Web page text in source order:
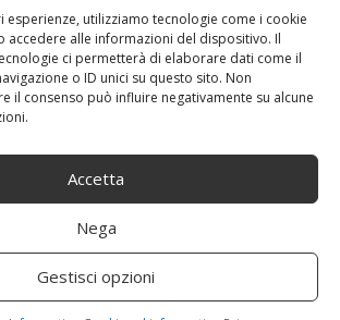
esperienze, utilizziamo tecnologie come i cookie
accedere alle informazioni del dispositivo. Il
ci permetterà di elaborare dati come il
o ID unici su questo sito. Non
il consenso può influire negativamente su alcune
Accetta
Nega
Gestisci opzioni
e alla pressione, qualsiasi lunghezza
facile da trasportare；Il prodotto è
con pressione duratura e lunga
usura sull'auto, nessun rumore e un
progettate per indebolire
ruota o veicolo grazie alla loro
degli urti e di riduzione del